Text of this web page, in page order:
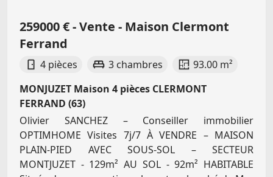
259000 € - Vente - Maison Clermont
Ferrand
4 pièces 3 chambres
93.00 m²
MONJUZET Maison 4 pièces CLERMONT
FERRAND (63)
Olivier SANCHEZ – Conseiller immobilier
OPTIMHOME Visites 7j/7 À VENDRE – MAISON
PLAIN-PIED AVEC SOUS-SOL – SECTEUR
MONTJUZET - 129m² AU SOL - 92m² HABITABLE